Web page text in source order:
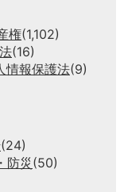
権(1,102)
(16)
情報保護法(9)
(24)
防災 (50)